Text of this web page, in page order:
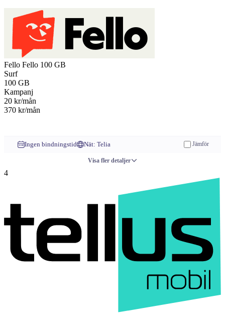
Fello Fello 100 GB
Surf
100 GB
Kampanj
20 kr/mån
370 kr/mån
Ingen bindningstid Nät: Telia Jämför
Visa fler detaljer
4